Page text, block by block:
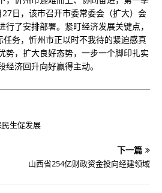
日，该市召开市委常委会（扩大）会
了安排部署。紧盯经济发展关键点，
任务，忻州市正以时不我待的紧迫感真
势，扩大良好态势，一步一个脚印扎实
济回升向好赢得主动。
生促发展
下一篇
山西省254亿财政资金投向经建领域